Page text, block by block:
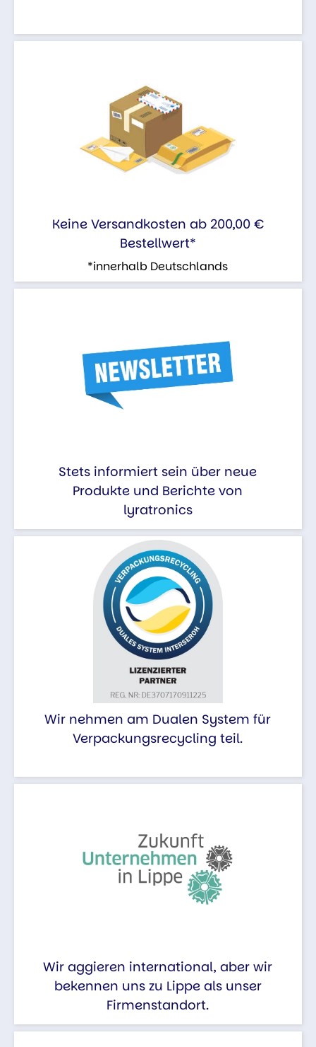
Keine Versandkosten ab 200,00 €
Bestellwert*
*innerhalb Deutschlands
Stets informiert sein über neue
Produkte und Berichte von
lyratronics
Wir nehmen am Dualen System für
Verpackungsrecycling teil.
Wir aggieren international, aber wir
bekennen uns zu Lippe als unser
Firmenstandort.